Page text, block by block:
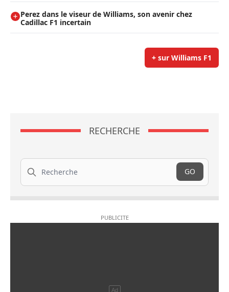
Perez dans le viseur de Williams, son avenir chez
Cadillac F1 incertain
+ sur Williams F1
RECHERCHE
Recherche
GO